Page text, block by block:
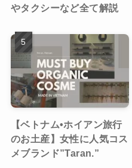
やタクシーなど全て解説
【ベトナム•ホイアン旅行
のお土産】女性に人気コス
メブランド”Taran.”